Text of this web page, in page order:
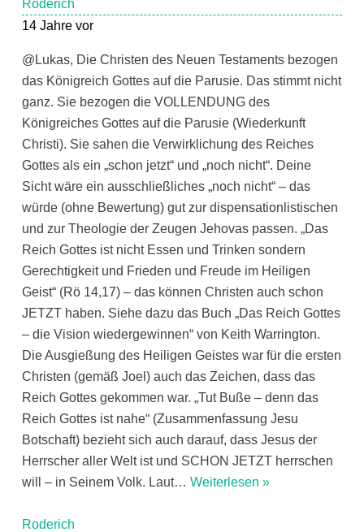
Roderich
14 Jahre vor
@Lukas, Die Christen des Neuen Testaments bezogen
das Königreich Gottes auf die Parusie. Das stimmt nicht
ganz. Sie bezogen die VOLLENDUNG des
Königreiches Gottes auf die Parusie (Wiederkunft
Christi). Sie sahen die Verwirklichung des Reiches
Gottes als ein „schon jetzt“ und „noch nicht“. Deine
Sicht wäre ein ausschließliches „noch nicht“ – das
würde (ohne Bewertung) gut zur dispensationlistischen
und zur Theologie der Zeugen Jehovas passen. „Das
Reich Gottes ist nicht Essen und Trinken sondern
Gerechtigkeit und Frieden und Freude im Heiligen
Geist“ (Rö 14,17) – das können Christen auch schon
JETZT haben. Siehe dazu das Buch „Das Reich Gottes
– die Vision wiedergewinnen“ von Keith Warrington.
Die Ausgießung des Heiligen Geistes war für die ersten
Christen (gemäß Joel) auch das Zeichen, dass das
Reich Gottes gekommen war. „Tut Buße – denn das
Reich Gottes ist nahe“ (Zusammenfassung Jesu
Botschaft) bezieht sich auch darauf, dass Jesus der
Herrscher aller Welt ist und SCHON JETZT herrschen
will – in Seinem Volk. Laut… Weiterlesen »
Roderich